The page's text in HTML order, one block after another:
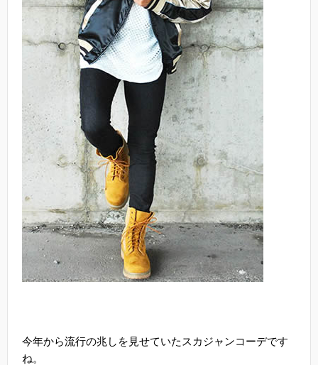
今年から流行の兆しを見せていたスカジャンコーデです
ね。